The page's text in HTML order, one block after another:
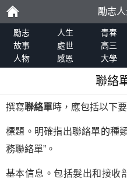
勵
志
勵志
勵志 人生 青春
故事
處世 高三
人物
感恩 大學
聯絡
撰寫聯絡單時，應包括以下要
標題。明確指出聯絡單的種
務聯絡單”。
基本信息。包括髮出和接收